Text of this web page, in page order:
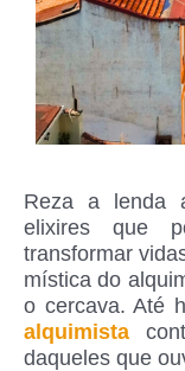
Reza a lenda
elixires que
transformar
mística do
o cercava. Até
alquimista
daqueles que